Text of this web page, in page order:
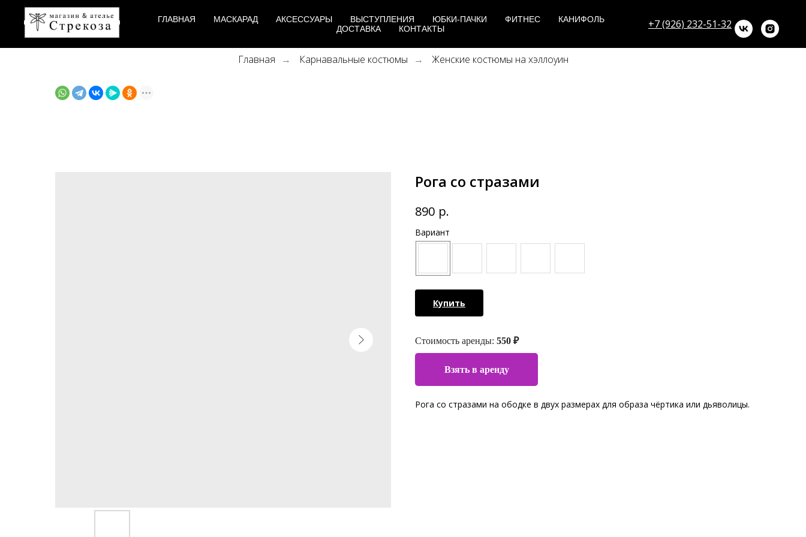
ГЛАВНАЯ МАСКАРАД АКСЕССУАРЫ ВЫСТУПЛЕНИЯ ЮБКИ-ПАЧКИ ФИТНЕС
КАНИФОЛЬ
ДОСТАВКА
КОНТАКТЫ +7 (926) 232-51-32
Главная → Карнавальные костюмы → Женские костюмы на хэллоуин
Рога со стразами
890 р.
Вариант
Купить
Стоимость аренды: 550 ₽
Взять в аренду
Рога со стразами на ободке в двух размерах для образа чёртика или дьяволицы.